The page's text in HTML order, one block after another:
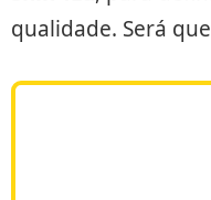
qualidade. Será